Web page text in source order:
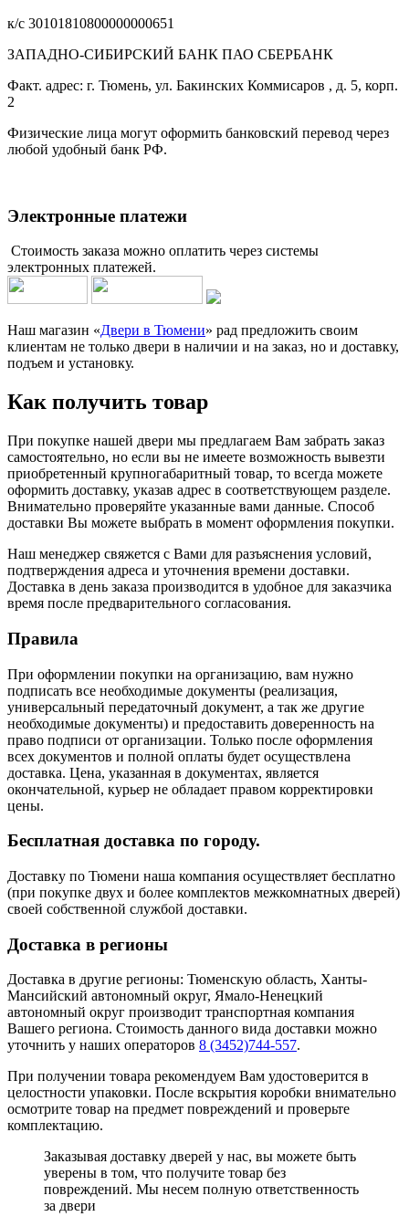
к/с 30101810800000000651
ЗАПАДНО-СИБИРСКИЙ БАНК ПАО СБЕРБАНК
Факт. адрес: г. Тюмень, ул. Бакинских Коммисаров , д. 5, корп.
2
Физические лица могут оформить банковский перевод через
любой удобный банк РФ.
Электронные платежи
Стоимость заказа можно оплатить через системы
электронных платежей.
Наш магазин «Двери в Тюмени» рад предложить своим
клиентам не только двери в наличии и на заказ, но и доставку,
подъем и установку.
Как получить товар
При покупке нашей двери мы предлагаем Вам забрать заказ
самостоятельно, но если вы не имеете возможность вывезти
приобретенный крупногабаритный товар, то всегда можете
оформить доставку, указав адрес в соответствующем разделе.
Внимательно проверяйте указанные вами данные. Способ
доставки Вы можете выбрать в момент оформления покупки.
Наш менеджер свяжется с Вами для разъяснения условий,
подтверждения адреса и уточнения времени доставки.
Доставка в день заказа производится в удобное для заказчика
время после предварительного согласования.
Правила
При оформлении покупки на организацию, вам нужно
подписать все необходимые документы (реализация,
универсальный передаточный документ, а так же другие
необходимые документы) и предоставить доверенность на
право подписи от организации. Только после оформления
всех документов и полной оплаты будет осуществлена
доставка. Цена, указанная в документах, является
окончательной, курьер не обладает правом корректировки
цены.
Бесплатная доставка по городу.
Доставку по Тюмени наша компания осуществляет бесплатно
(при покупке двух и более комплектов межкомнатных дверей)
своей собственной службой доставки.
Доставка в регионы
Доставка в другие регионы: Тюменскую область, Ханты-
Мансийский автономный округ, Ямало-Ненецкий
автономный округ производит транспортная компания
Вашего региона. Стоимость данного вида доставки можно
уточнить у наших операторов 8 (3452)744-557.
При получении товара рекомендуем Вам удостоверится в
целостности упаковки. После вскрытия коробки внимательно
осмотрите товар на предмет повреждений и проверьте
комплектацию.
Заказывая доставку дверей у нас, вы можете быть
уверены в том, что получите товар без
повреждений. Мы несем полную ответственность
за двери